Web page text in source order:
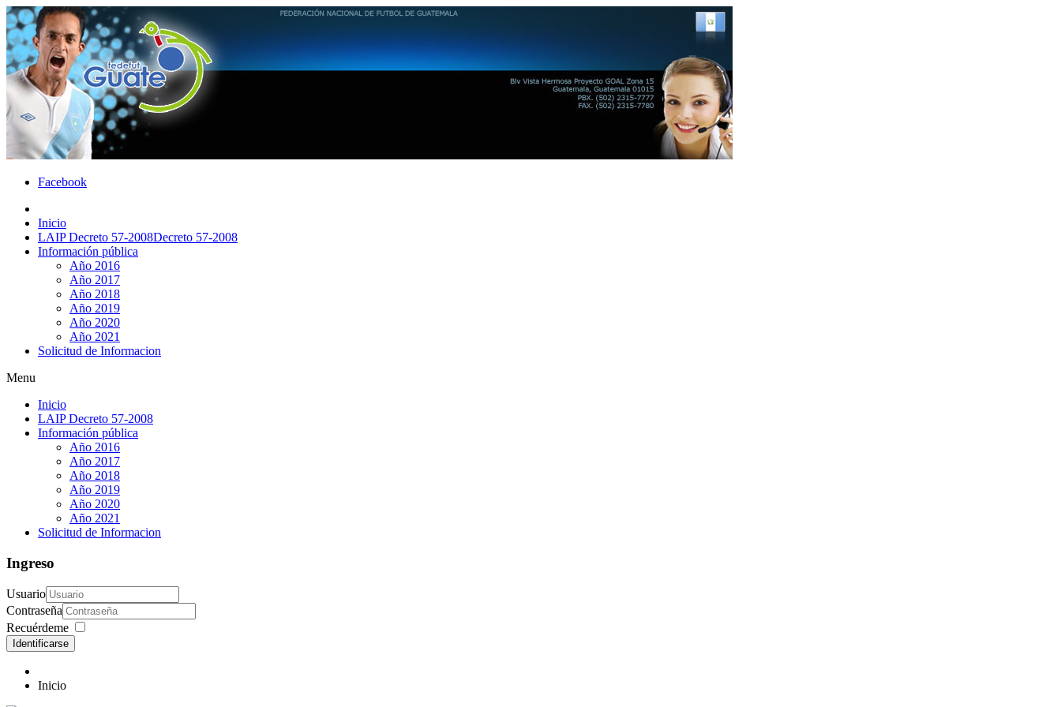
Facebook
Inicio
LAIP Decreto 57-2008Decreto 57-2008
Información pública
Año 2016
Año 2017
Año 2018
Año 2019
Año 2020
Año 2021
Solicitud de Informacion
Menu
Inicio
LAIP Decreto 57-2008
Información pública
Año 2016
Año 2017
Año 2018
Año 2019
Año 2020
Año 2021
Solicitud de Informacion
Ingreso
Usuario
Contraseña
Recuérdeme
Identificarse
Inicio